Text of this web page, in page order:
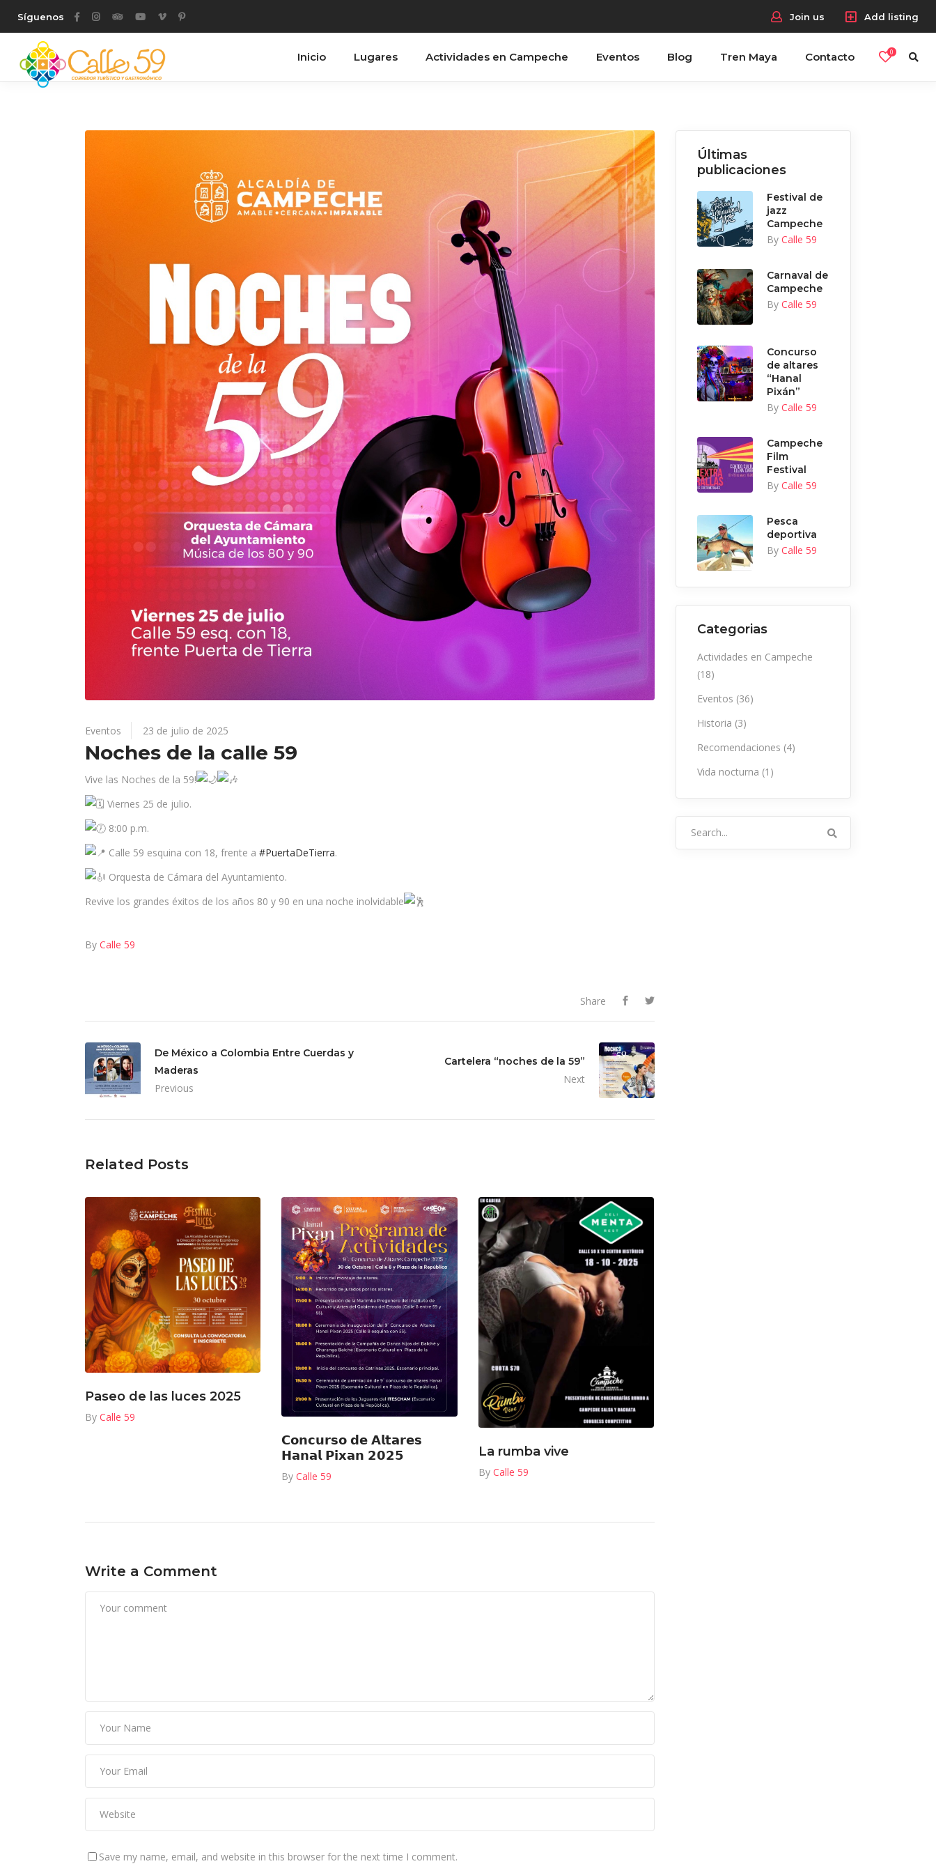
Síguenos Join us Add listing
Inicio Lugares Actividades en Campeche Eventos Blog Tren Maya Contacto 0
Eventos 23 de julio de 2025
Noches de la calle 59
Vive las Noches de la 59!
Viernes 25 de julio.
8:00 p.m.
Calle 59 esquina con 18, frente a #PuertaDeTierra.
Orquesta de Cámara del Ayuntamiento.
Revive los grandes éxitos de los años 80 y 90 en una noche inolvidable
By Calle 59
Share
De México a Colombia Entre Cuerdas y
Maderas
Previous
Cartelera “noches de la 59”
Next
Related Posts
Paseo de las luces 2025
By Calle 59
𝗖𝗼𝗻𝗰𝘂𝗿𝘀𝗼 𝗱𝗲 𝗔𝗹𝘁𝗮𝗿𝗲𝘀
𝗛𝗮𝗻𝗮𝗹 𝗣𝗶𝘅𝗮𝗻 𝟮𝟬𝟮𝟱
ByCalle 59
La rumba vive
By Calle 59
Write a Comment
Save my name, email, and website in this browser for the next time I comment.
Últimas
publicaciones
Festival de
jazz
Campeche
By Calle 59
Carnaval de
Campeche
By Calle 59
Concurso
de altares
“Hanal
Pixán”
By Calle 59
Campeche
Film
Festival
By Calle 59
Pesca
deportiva
By Calle 59
Categorias
Actividades en Campeche
(18)
Eventos (36)
Historia (3)
Recomendaciones (4)
Vida nocturna (1)